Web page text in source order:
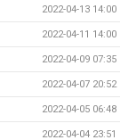
2022-04-13 14:00
2022-04-11 14:00
2022-04-09 07:35
2022-04-07 20:52
2022-04-05 06:48
2022-04-04 23:51